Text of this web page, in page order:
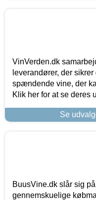
VinVerden.dk
leverandører, der
spændende vine, der
Klik her for at se deres
Se
BuusVine.dk slår sig
gennemskuelige